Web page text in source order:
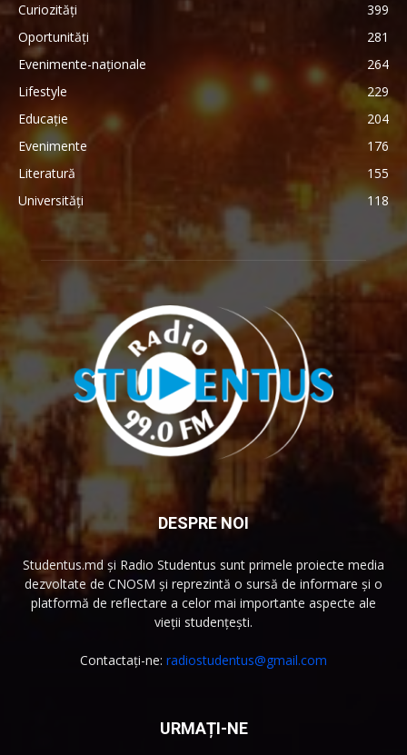
Curiozități
399
Oportunități
281
Evenimente-naționale
264
Lifestyle
229
Educație
204
Evenimente
176
Literatură
155
Universități
118
DESPRE NOI
Studentus.md și Radio Studentus sunt primele proiecte media
dezvoltate de CNOSM și reprezintă o sursă de informare și o
platformă de reflectare a celor mai importante aspecte ale
vieții studențești.
Contactați-ne: radiostudentus@gmail.com
URMAȚI-NE